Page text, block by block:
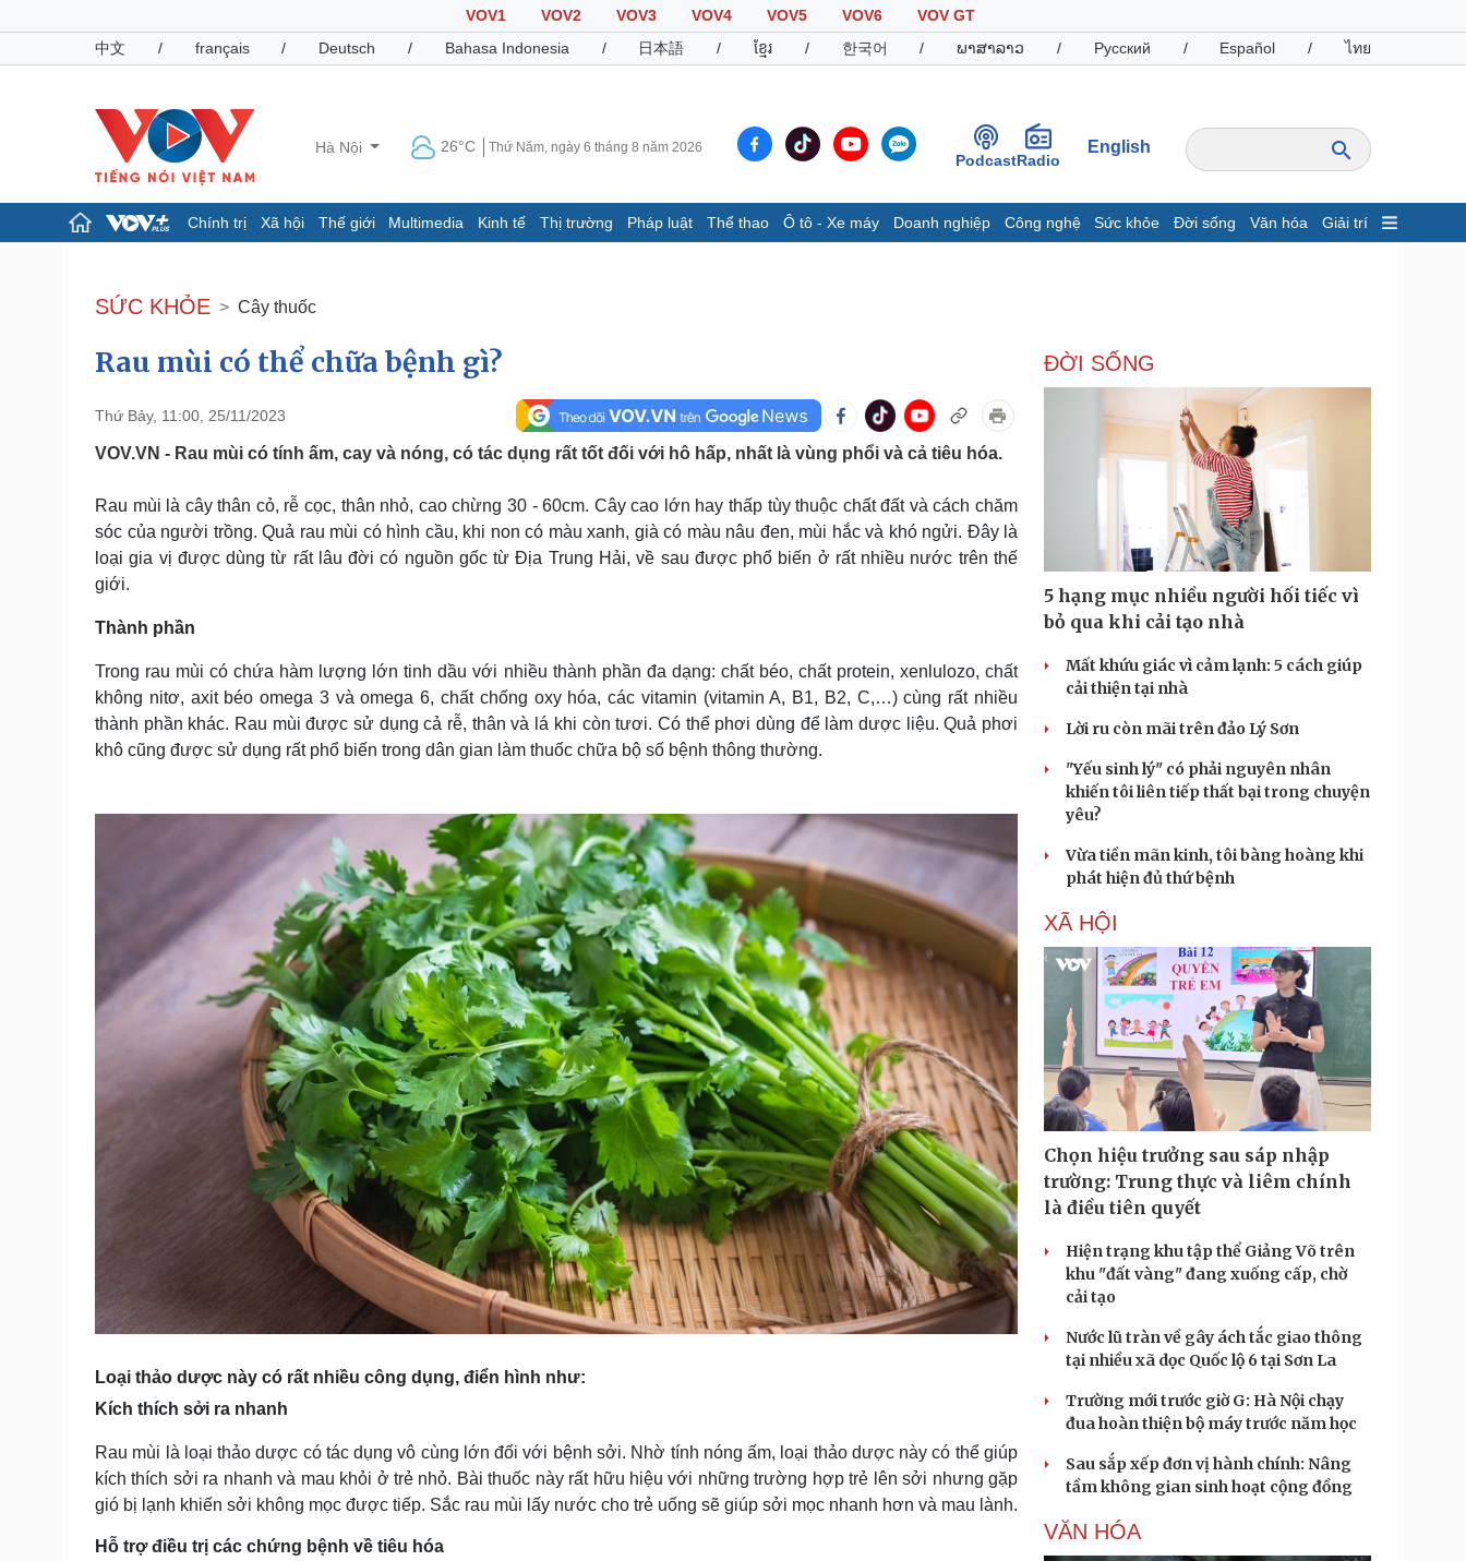
VOV1 VOV2 VOV3 VOV4 VOV5 VOV6
VOV GT
中文
/ français / Deutsch / Bahasa Indonesia / 日本語 / ខ្មែរ / 한국어 / ພາສາລາວ / Русский / Español / ไทย
Hà Nội 26°C Thứ Năm, ngày 6 tháng 8 năm 2026
PodcastRadio
English
Chính trị Xã hội Thế giới Multimedia Kinh tế Thị trường Pháp luật Thể thao Ô tô - Xe máy Doanh nghiệp Công nghệ Sức khỏe Đời sống Văn hóa Giải trí
Đảng
Tổ chức nhân sự
Nhận diện sự thật
Dấu ấn VOV
Giá cà phê
Pháp luật
Tin nóng
Tư vấn luật
Quân sự - Quốc phòng
Việt Nam
Phân tích
Thể thao
Lịch thi đấu bóng đá
Thế giới thể thao
Hậu trường
Ô tô - Xe máy
Xe máy
Tư vấn
Doanh nghiệp
Thông tin doanh nghiệp
Doanh nghiệp 24h
Doanh nhân
Vì cộng đồng
Công nghệ
Sành điệu
Tin Công nghệ
Trải nghiệm
Chuyển đổi số
Dinh dưỡng - món ngon
Sản phụ khoa
Nhi khoa
Nam khoa
Làm đẹp - giảm cân
Tình yêu - Gia đình
Âm nhạc
Di sản
Sao Việt
check-in
Podcast
Câu chuyện thời sự
Đọc truyện đêm khuya
Hạt giống tâm hồn
SỨC KHỎE Cây thuốc
Rau mùi có thể chữa bệnh gì?
Thứ Bảy, 11:00, 25/11/2023
VOV.VN - Rau mùi có tính ấm, cay và nóng, có tác dụng rất tốt đối với hô hấp, nhất là vùng phổi và cả tiêu hóa.
Rau mùi là cây thân cỏ, rễ cọc, thân nhỏ, cao chừng 30 - 60cm. Cây cao lớn hay thấp tùy thuộc chất đất và cách chăm
sóc của người trồng. Quả rau mùi có hình cầu, khi non có màu xanh, già có màu nâu đen, mùi hắc và khó ngửi. Đây là
loại gia vị được dùng từ rất lâu đời có nguồn gốc từ Địa Trung Hải, về sau được phổ biến ở rất nhiều nước trên thế
giới.
Thành phần
Trong rau mùi có chứa hàm lượng lớn tinh dầu với nhiều thành phần đa dạng: chất béo, chất protein, xenlulozo, chất
không nitơ, axit béo omega 3 và omega 6, chất chống oxy hóa, các vitamin (vitamin A, B1, B2, C,…) cùng rất nhiều
thành phần khác. Rau mùi được sử dụng cả rễ, thân và lá khi còn tươi. Có thể phơi dùng để làm dược liệu. Quả phơi
khô cũng được sử dụng rất phổ biến trong dân gian làm thuốc chữa bộ số bệnh thông thường.
Loại thảo dược này có rất nhiều công dụng, điển hình như:
Kích thích sởi ra nhanh
Rau mùi là loại thảo dược có tác dụng vô cùng lớn đối với bệnh sởi. Nhờ tính nóng ấm, loại thảo dược này có thể giúp
kích thích sởi ra nhanh và mau khỏi ở trẻ nhỏ. Bài thuốc này rất hữu hiệu với những trường hợp trẻ lên sởi nhưng gặp
gió bị lạnh khiến sởi không mọc được tiếp. Sắc rau mùi lấy nước cho trẻ uống sẽ giúp sởi mọc nhanh hơn và mau lành.
Hỗ trợ điều trị các chứng bệnh về tiêu hóa
ĐỜI SỐNG
5 hạng mục nhiều người hối tiếc vì
bỏ qua khi cải tạo nhà
Mất khứu giác vì cảm lạnh: 5 cách giúp
cải thiện tại nhà
Lời ru còn mãi trên đảo Lý Sơn
"Yếu sinh lý" có phải nguyên nhân
khiến tôi liên tiếp thất bại trong chuyện
yêu?
Vừa tiền mãn kinh, tôi bàng hoàng khi
phát hiện đủ thứ bệnh
XÃ HỘI
Chọn hiệu trưởng sau sáp nhập
trường: Trung thực và liêm chính
là điều tiên quyết
Hiện trạng khu tập thể Giảng Võ trên
khu "đất vàng" đang xuống cấp, chờ
cải tạo
Nước lũ tràn về gây ách tắc giao thông
tại nhiều xã dọc Quốc lộ 6 tại Sơn La
Trường mới trước giờ G: Hà Nội chạy
đua hoàn thiện bộ máy trước năm học
Sau sắp xếp đơn vị hành chính: Nâng
tầm không gian sinh hoạt cộng đồng
VĂN HÓA